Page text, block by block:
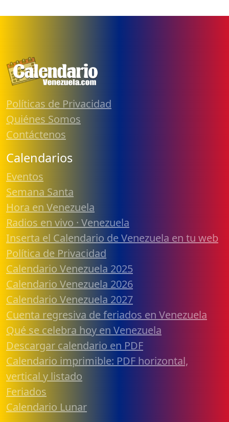
Políticas de Privacidad
Quiénes Somos
Contáctenos
Calendarios
Eventos
Semana Santa
Hora en Venezuela
Radios en vivo · Venezuela
Inserta el Calendario de Venezuela en tu web
Política de Privacidad
Calendario Venezuela 2025
Calendario Venezuela 2026
Calendario Venezuela 2027
Cuenta regresiva de feriados en Venezuela
Qué se celebra hoy en Venezuela
Descargar calendario en PDF
Calendario imprimible: PDF horizontal,
vertical y listado
Feriados
Calendario Lunar